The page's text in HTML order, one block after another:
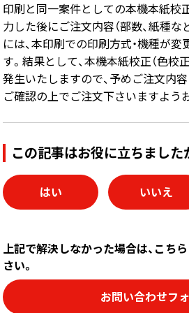
印刷と同一案件としての本機本紙校正
力した後にご注文内容（部数、紙種な
には、本印刷での印刷方式・機種が
す。結果として、本機本紙校正（色校
発生いたしますので、予めご注文内
ご確認の上でご注文下さいますよう
この記事はお役に立ちました
はい いいえ
上記で解決しなかった場合は、こち
さい。
お問い合わせフ
注文
入稿
校正・印刷
お支払い
梱包・包装
発送・配送
商品別のよくある質問
中綴じ冊子